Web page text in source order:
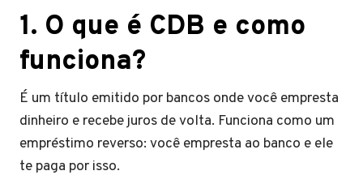
​1. O que é CDB e como
funciona?
É um título emitido por bancos onde você empresta
dinheiro e recebe juros de volta. Funciona como um
empréstimo reverso: você empresta ao banco e ele
te paga por isso.